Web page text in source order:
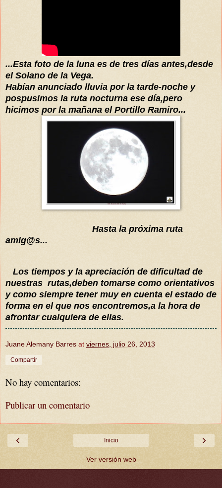
...Esta foto de la luna es de tres días antes,desde
el Solano de la Vega.
Habían anunciado lluvia por la tarde-noche y
pospusimos la ruta nocturna ese día,pero
hicimos por la mañana el Portillo Ramiro...
Hasta la próxima ruta
amig@s...
Los tiempos y la apreciación de dificultad de
nuestras rutas,deben tomarse como orientativos
y como siempre tener muy en cuenta el estado de
forma en el que nos encontremos,a la hora de
afrontar cualquiera de ellas.
Juane Alemany Barres at viernes, julio 26, 2013
Compartir
No hay comentarios:
Publicar un comentario
‹ ›
Inicio
Ver versión web